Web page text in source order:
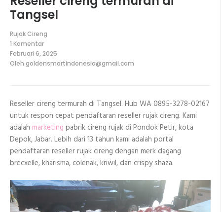
Tangsel
Rujak Cireng
1 Komentar
pada
Reseller
cireng
Februari 6, 2025
Oleh goldensmartindonesia@gmail.com
Reseller cireng termurah di Tangsel. Hub WA 0895-3278-02167
untuk respon cepat pendaftaran reseller rujak cireng. Kami
adalah marketing pabrik cireng rujak di Pondok Petir, kota
Depok, Jabar. Lebih dari 13 tahun kami adalah portal
pendaftaran reseller rujak cireng dengan merk dagang
brecxelle, kharisma, colenak, kriwil, dan crispy shaza.